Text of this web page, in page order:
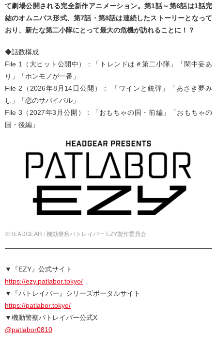
て劇場公開される完全新作アニメーション。第1話～第6話は1話完
結のオムニバス形式、第7話・第8話は連続したストーリーとなって
おり、新たな第二小隊にとって最大の危機が訪れることに！？
◆話数構成
File 1（大ヒット公開中）：「トレンドは＃第二小隊」「閑中妄あ
り」「ホンモノが一番」
File 2（2026年8月14日公開）： 「ワインと銃弾」「あさき夢み
し」「恋のサバイバル」
File 3（2027年3月公開）：「おもちゃの国・前編」「おもちゃの
国・後編」
©HEADGEAR / 機動警察パトレイバー EZY製作委員会
▼『EZY』公式サイト
https://ezy.patlabor.tokyo/
▼『パトレイバー』シリーズポータルサイト
https://patlabor.tokyo/
▼機動警察パトレイバー公式X
@patlabor0810